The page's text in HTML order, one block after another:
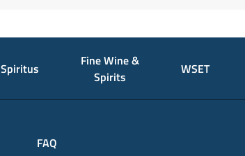
Spiritus
Fine Wine &
Spirits
WSET
FAQ